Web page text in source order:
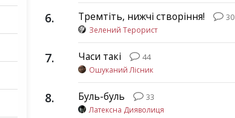
6. Тремтіть, нижчі створіння! 30
Зелений Терорист
7. Часи такі 44
Ошуканий Лісник
8. Буль-буль 33
Латексна Дияволиця